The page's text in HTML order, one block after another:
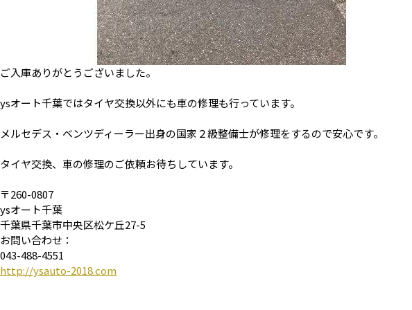
ご入庫ありがとうございました。
ysオート千葉ではタイヤ交換以外にも車の修理も行っています。
メルセデス・ベンツディーラー出身の国家２級整備士が修理をするので安心です。
タイヤ交換、車の修理のご依頼お待ちしています。
〒260-0807
ysオート千葉
千葉県千葉市中央区松ケ丘27-5
お問い合わせ：
043-488-4551
http://ysauto-2018.com